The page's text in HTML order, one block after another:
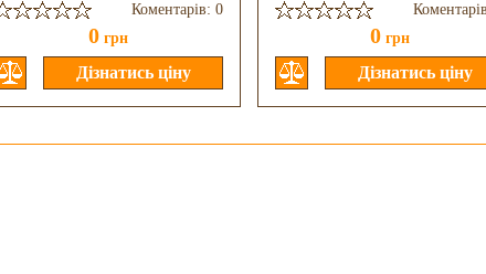
Коментарів: 0
0 грн 0 грн